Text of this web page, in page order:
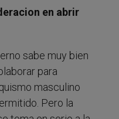
en abrir
sabe muy bien
para
masculino
Pero la